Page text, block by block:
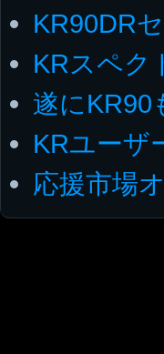
KR90DR
KRスペク
遂にKR90
KRユーザ
応援市場